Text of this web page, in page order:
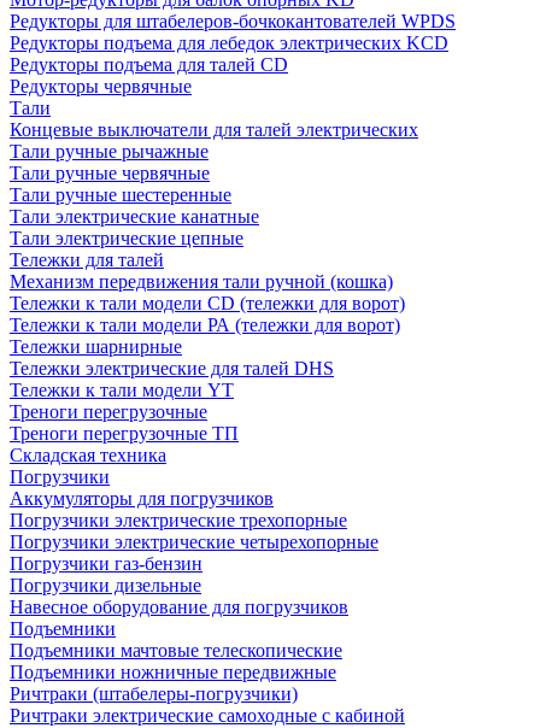
Редукторы для штабелеров-бочкокантователей WPDS
Редукторы подъема для лебедок электрических KCD
Редукторы подъема для талей CD
Редукторы червячные
Тали
Концевые выключатели для талей электрических
Тали ручные рычажные
Тали ручные червячные
Тали ручные шестеренные
Тали электрические канатные
Тали электрические цепные
Тележки для талей
Механизм передвижения тали ручной (кошка)
Тележки к тали модели CD (тележки для ворот)
Тележки к тали модели РА (тележки для ворот)
Тележки шарнирные
Тележки электрические для талей DHS
Тележки к тали модели YT
Треноги перегрузочные
Треноги перегрузочные ТП
Складская техника
Погрузчики
Аккумуляторы для погрузчиков
Погрузчики электрические трехопорные
Погрузчики электрические четырехопорные
Погрузчики газ-бензин
Погрузчики дизельные
Навесное оборудование для погрузчиков
Подъемники
Подъемники мачтовые телескопические
Подъемники ножничные передвижные
Ричтраки (штабелеры-погрузчики)
Ричтраки электрические самоходные с кабиной